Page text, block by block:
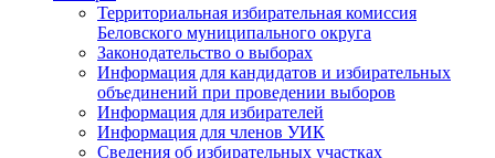
Территориальная избирательная комиссия
Беловского муниципального округа
Законодательство о выборах
Информация для кандидатов и избирательных
объединений при проведении выборов
Информация для избирателей
Информация для членов УИК
Сведения об избирательных участках